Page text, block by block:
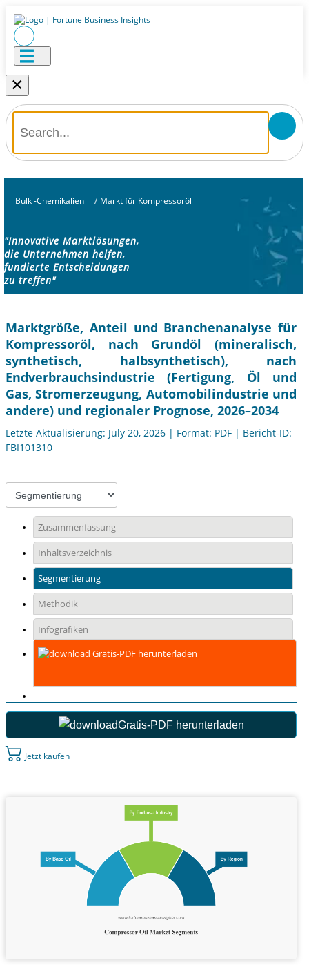
×
Bulk -Chemikalien / Markt für Kompressoröl
"Innovative Marktlösungen,
die Unternehmen helfen,
fundierte Entscheidungen
zu treffen"
Marktgröße, Anteil und Branchenanalyse für
Kompressoröl, nach Grundöl (mineralisch,
synthetisch, halbsynthetisch), nach
Endverbrauchsindustrie (Fertigung, Öl und
Gas, Stromerzeugung, Automobilindustrie und
andere) und regionaler Prognose, 2026–2034
Letzte Aktualisierung: July 20, 2026 | Format: PDF | Bericht-ID:
FBI101310
Zusammenfassung
Inhaltsverzeichnis
Segmentierung
Methodik
Infografiken
Gratis-PDF herunterladen
Gratis-PDF herunterladen
Jetzt kaufen